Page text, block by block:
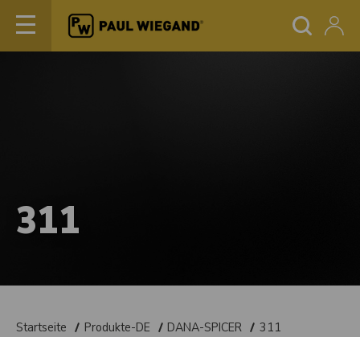
311
Startseite Produkte-DE DANA-SPICER
311